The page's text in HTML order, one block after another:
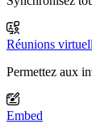
Réunions
Permettez aux
Embed